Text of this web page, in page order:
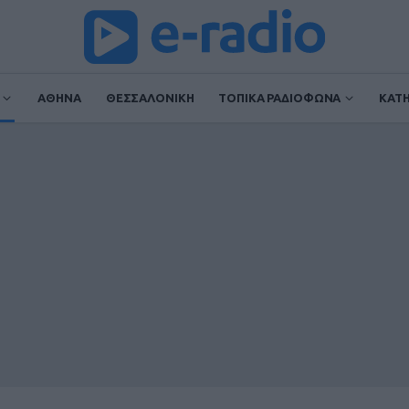
ΑΘΗΝΑ ΘΕΣΣΑΛΟΝΙΚΗ ΤΟΠΙΚΑ ΡΑΔΙΟΦΩΝΑ